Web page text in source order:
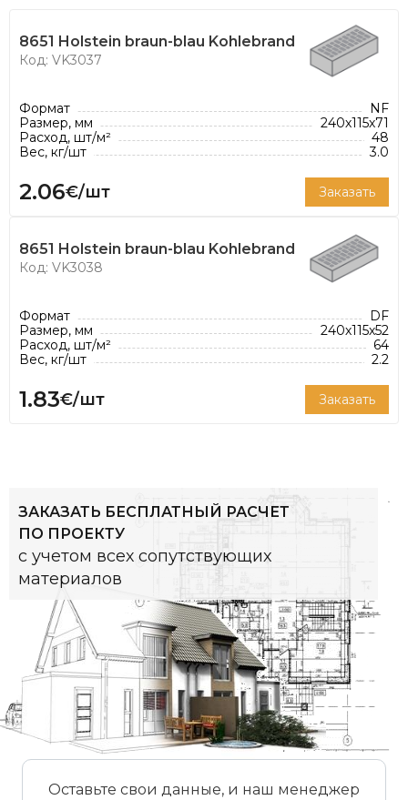
8651 Holstein braun-blau Kohlebrand
Код: VK3037
Формат
NF
Размер, мм
240х115х71
Расход, шт/м²
48
Вес, кг/шт
3.0
2.06€/шт Заказать
8651 Holstein braun-blau Kohlebrand
Код: VK3038
Формат
DF
Размер, мм
240х115х52
Расход, шт/м²
64
Вес, кг/шт
2.2
1.83€/шт Заказать
ЗАКАЗАТЬ БЕСПЛАТНЫЙ РАСЧЕТ
ПО ПРОЕКТУ
с учетом всех сопутствующих
материалов
Оставьте свои данные, и наш менеджер